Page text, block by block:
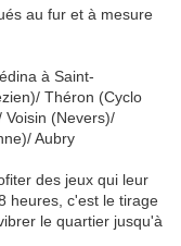
au fur et à mesure
à Saint-
Théron (Cyclo
Voisin (Nevers)/
Aubry
des jeux qui leur
heures, c'est le tirage
le quartier jusqu'à